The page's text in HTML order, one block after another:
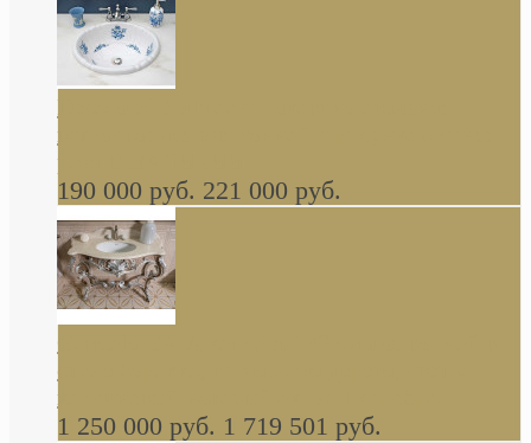
Decorated Bathroom раковина овальная
встраиваемая для ванной с рисунком синяя
роза В НАЛИЧИИ
190 000 руб. 221 000 руб.
стиле барокко, из массива дерева, светло
коричневый матовый окрас + серебро
1 250 000 руб. 1 719 501 руб.